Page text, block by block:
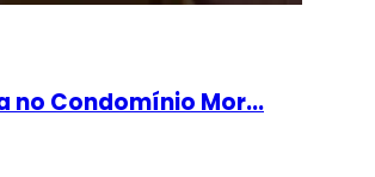
no Condomínio Mor...